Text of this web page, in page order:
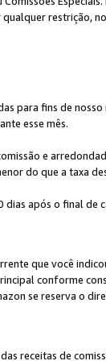
restrição,
para fins de
esse mês.
e
do que a taxa
dias após o final
que você
conforme
se reserva o
receitas de